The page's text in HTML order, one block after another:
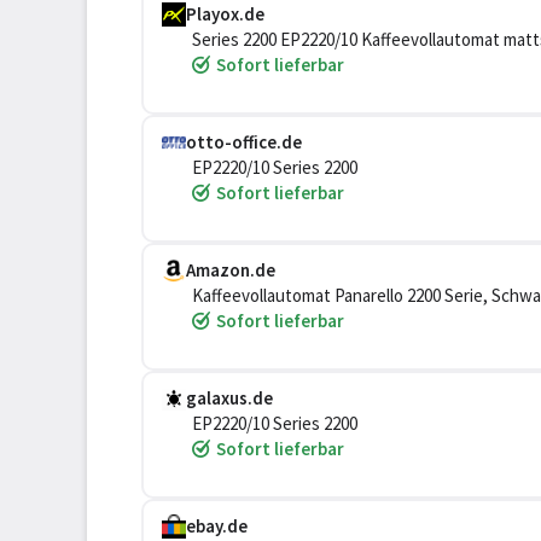
Playox.de
Series 2200 EP2220/10 Kaffeevollautomat
Sofort lieferbar
otto-office.de
EP2220/10 Series 2200
Sofort lieferbar
Amazon.de
Kaffeevollautomat Panarello 2200 Serie,
Sofort lieferbar
galaxus.de
EP2220/10 Series 2200
Sofort lieferbar
ebay.de